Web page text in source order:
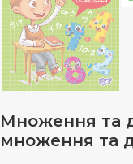
Множення та
множення та